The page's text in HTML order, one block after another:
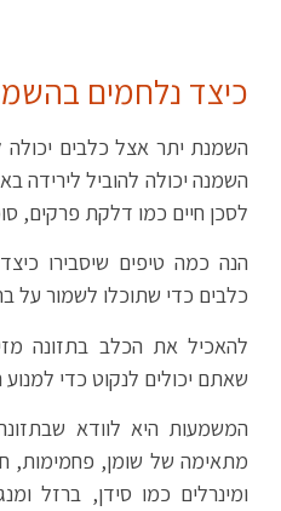
כיצד נלחמים
השמנת יתר אצל כלבים יכולה
השמנה יכולה להוביל לירידה
לסכן חיים כמו דלקת פרקים,
הנה כמה טיפים שיסבירו
כלבים כדי שתוכלו לשמור על
להאכיל את הכלב בתזונה
שאתם יכולים לנקוט כדי
המשמעות היא לוודא
מתאימה של שומן, פחמימות,
ומינרלים כמו סידן, ברזל